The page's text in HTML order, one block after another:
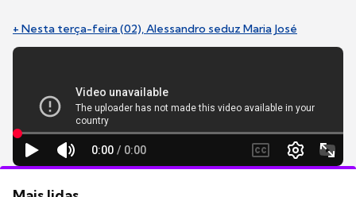
+ Nesta terça-feira (02), Alessandro seduz Maria José